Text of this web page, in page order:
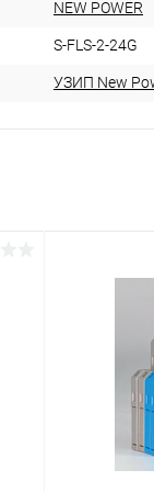
NEW POWER
S-FLS-2-24G
УЗИП New